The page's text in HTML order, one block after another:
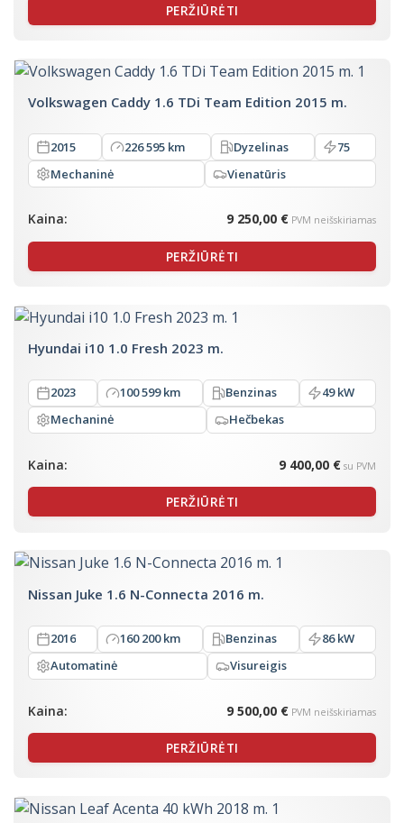
PERŽIŪRĖTI
Volkswagen Caddy 1.6 TDi Team Edition 2015 m.
2015 226 595 km Dyzelinas
75
Mechaninė
Vienatūris
Kaina: 9 250,00 € PVM neišskiriamas
PERŽIŪRĖTI
Hyundai i10 1.0 Fresh 2023 m.
2023 100 599 km Benzinas
49 kW
Mechaninė
Hečbekas
Kaina: 9 400,00 € su PVM
PERŽIŪRĖTI
Nissan Juke 1.6 N-Connecta 2016 m.
2016 160 200 km Benzinas
86 kW
Automatinė
Visureigis
Kaina: 9 500,00 € PVM neišskiriamas
PERŽIŪRĖTI